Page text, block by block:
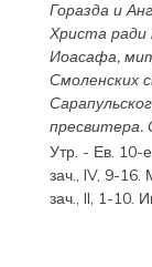
Гораздаи
Христа ради
Иоасафа,
Смоленских
пресвитера.
Утр. - Ев. 10-
зач., IV, 9-16.
зач., II, 1-10.